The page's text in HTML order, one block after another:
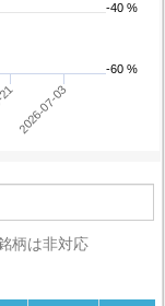
2026-07-03
-60 %
-40 %
柄は非対応